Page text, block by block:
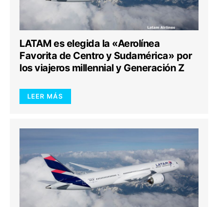
LATAM es elegida la «Aerolínea
Favorita de Centro y Sudamérica» por
los viajeros millennial y Generación Z
LEER MÁS